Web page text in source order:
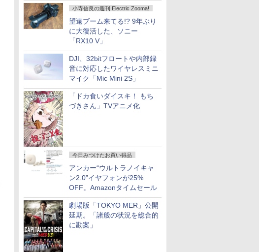
小寺信良の週刊 Electric Zooma!
望遠ブーム来てる!? 9年ぶり
に大復活した、ソニー
「RX10 V」
DJI、32bitフロートや内部録
音に対応したワイヤレスミニ
マイク「Mic Mini 2S」
「ドカ食いダイスキ！ もち
づきさん」TVアニメ化
今日みつけたお買い得品
アンカー“ウルトラノイキャ
ン2.0”イヤフォンが25%
OFF。Amazonタイムセール
劇場版「TOKYO MER」公開
延期。「諸般の状況を総合的
に勘案」